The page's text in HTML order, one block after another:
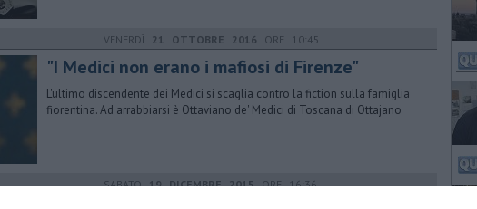
VENERDÌ 21 OTTOBRE 2016 ORE 10:45
"I Medici non erano i mafiosi di Firenze"
L'ultimo discendente dei Medici si scaglia contro la fiction sulla famiglia
fiorentina. Ad arrabbiarsi è Ottaviano de' Medici di Toscana di Ottajano
SABATO19 DICEMBRE 2015ORE 16:36